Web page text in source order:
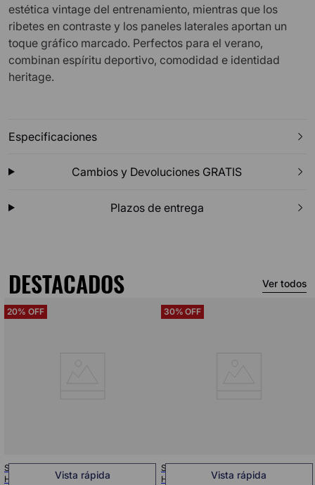
estética vintage del entrenamiento, mientras que los
ribetes en contraste y los paneles laterales aportan un
toque gráfico marcado. Perfectos para el verano,
combinan espíritu deportivo, comodidad e identidad
heritage.
Especificaciones
Cambios y Devoluciones GRATIS
Plazos de entrega
DESTACADOS Ver todos
20%
Short Classic Graphic 9" para
Hombre
Vista rápida
30%
Short INCH AOP MVP 7" Para
Hombre
Vista rápida